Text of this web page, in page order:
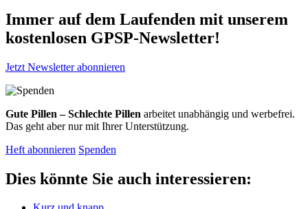
Immer auf dem Laufenden mit unserem
kostenlosen GPSP-Newsletter!
Jetzt Newsletter abonnieren
Gute Pillen – Schlechte Pillen arbeitet unabhängig und werbefrei.
Das geht aber nur mit Ihrer Unterstützung.
Heft abonnieren Spenden
Dies könnte Sie auch interessieren: